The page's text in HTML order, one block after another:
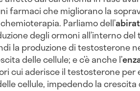
farmaci che migliorano la
Parliamo dell’
degli ormoni all’interno del
la produzione di testosterone
delle cellule; e c’è anche l’
cui aderisce il testosterone
cellule, impedendo la crescita